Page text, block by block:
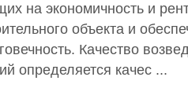
на экономичность и
объекта и
Качество
определяется качес ...